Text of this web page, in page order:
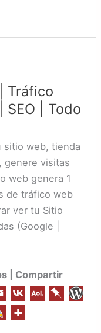
Tráfico
SEO | Todo
sitio web, tienda
genere visitas
web genera 1
de tráfico web
ver tu Sitio
(Google |
| Compartir